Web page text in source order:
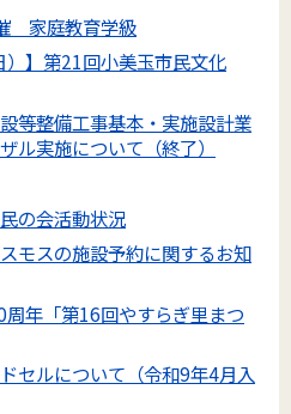
家庭教育学級
）】第21回小美玉市民文化
等整備工事基本・実施設計業
ル実施について（終了）
の会活動状況
モスの施設予約に関するお知
年「第16回やすらぎ里まつ
セルについて（令和9年4月入